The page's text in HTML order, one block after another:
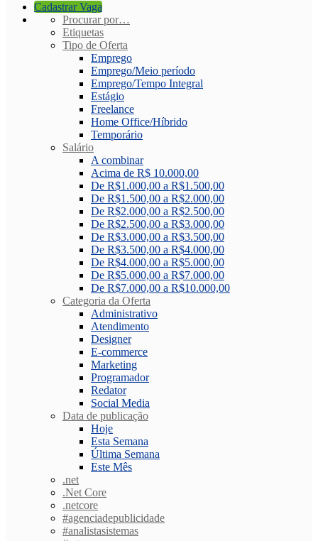
Cadastrar Vaga
Procurar por…
Etiquetas
Tipo de Oferta
Emprego
Emprego/Meio período
Emprego/Tempo Integral
Estágio
Freelance
Home Office/Híbrido
Temporário
Salário
A combinar
Acima de R$ 10.000,00
De R$1.000,00 a R$1.500,00
De R$1.500,00 a R$2.000,00
De R$2.000,00 a R$2.500,00
De R$2.500,00 a R$3.000,00
De R$3.000,00 a R$3.500,00
De R$3.500,00 a R$4.000,00
De R$4.000,00 a R$5.000,00
De R$5.000,00 a R$7.000,00
De R$7.000,00 a R$10.000,00
Categoria da Oferta
Administrativo
Atendimento
Designer
E-commerce
Marketing
Programador
Redator
Social Media
Data de publicação
Hoje
Esta Semana
Última Semana
Este Mês
.net
.Net Core
.netcore
#agenciadepublicidade
#analistasistemas